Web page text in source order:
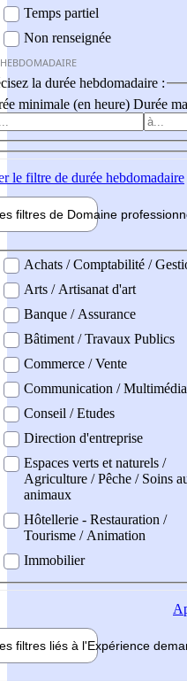
Temps partiel
Non renseignée
la durée hebdomadaire :
minimale (en heure) Durée
le filtre de durée hebdomadaire
filtres de Domaine pro
professionel
Achats / Comptabilité /
Arts / Artisanat d'art
Banque / Assurance
Bâtiment / Travaux Publics
Commerce / Vente
Communication / Multimédia
Conseil / Etudes
Direction d'entreprise
Espaces verts et naturels /
Agriculture / Pêche / Soins
animaux
Hôtellerie - Restauration /
Tourisme / Animation
Immobilier
filtres liés à l'Expérience